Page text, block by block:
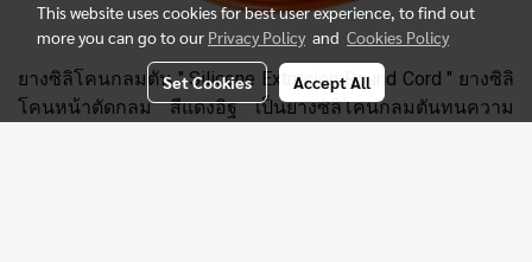
ยางซิลิโคนกลมตัน " Silicone Extrusion Round Cord " ยางซิลิ
โคนหน้าตัดกลม สีแดงอิฐ เป็นยางซิลิโคนกลมตันทนความ
This website uses cookies for best user experience, to find out
more you can go to our Privacy Policy and Cookies Policy
Set Cookies Accept All